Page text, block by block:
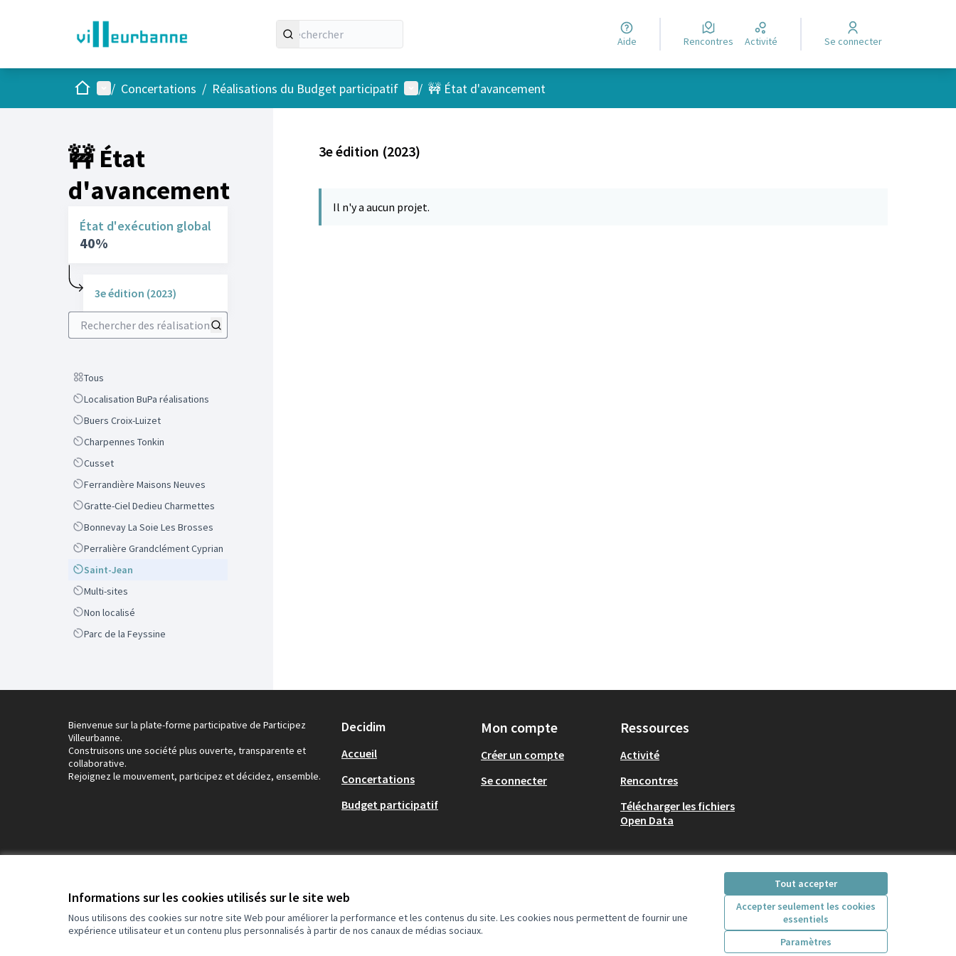
Informations sur les cookies utilisés sur le site web
Nous utilisons des cookies sur notre site Web pour améliorer la performance et les contenus du site. Les cookies nous permettent de fournir une
expérience utilisateur et un contenu plus personnalisés à partir de nos canaux de médias sociaux.
Tout accepter
Accepter seulement les cookies
essentiels
Paramètres
Aide Rencontres Activité Se connecter
AccueilMenu principal
/ Concertations / Réalisations du Budget participatif Menu utilisateur
/ 🚧 État d'avancement
🚧 État
d'avancement
État d'exécution global
40%
3e édition (2023)
Rechercher des réalisations
Scope
Tous
ScopeLocalisation BuPa réalisations
ScopeBuers Croix-Luizet
ScopeCharpennes Tonkin
ScopeCusset
ScopeFerrandière Maisons Neuves
ScopeGratte-Ciel Dedieu Charmettes
ScopeBonnevay La Soie Les Brosses
ScopePerralière Grandclément Cyprian
ScopeSaint-Jean
ScopeMulti-sites
ScopeNon localisé
ScopeParc de la Feyssine
3e édition (2023)
Il n'y a aucun projet.
Bienvenue sur la plate-forme participative de Participez
Villeurbanne.
Construisons une société plus ouverte, transparente et
collaborative.
Rejoignez le mouvement, participez et décidez, ensemble.
Decidim
Accueil
Concertations
Budget participatif
Mon compte
Créer un compte
Se connecter
Ressources
Activité
Rencontres
Télécharger les fichiers
Open Data
Participez Villeurbanne sur X
(Lien externe)
Participez Villeurbanne sur
(Lien externe)
(Lien externe)
(Lien externe)